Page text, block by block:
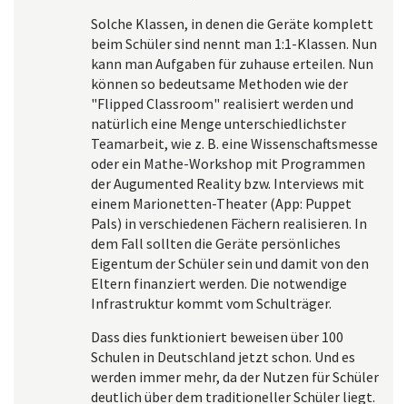
Solche Klassen, in denen die Geräte komplett
beim Schüler sind nennt man 1:1-Klassen. Nun
kann man Aufgaben für zuhause erteilen. Nun
können so bedeutsame Methoden wie der
"Flipped Classroom" realisiert werden und
natürlich eine Menge unterschiedlichster
Teamarbeit, wie z. B. eine Wissenschaftsmesse
oder ein Mathe-Workshop mit Programmen
der Augumented Reality bzw. Interviews mit
einem Marionetten-Theater (App: Puppet
Pals) in verschiedenen Fächern realisieren. In
dem Fall sollten die Geräte persönliches
Eigentum der Schüler sein und damit von den
Eltern finanziert werden. Die notwendige
Infrastruktur kommt vom Schulträger.
Dass dies funktioniert beweisen über 100
Schulen in Deutschland jetzt schon. Und es
werden immer mehr, da der Nutzen für Schüler
deutlich über dem traditioneller Schüler liegt.